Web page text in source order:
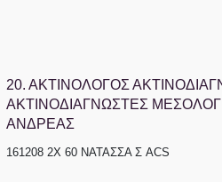
20. ΑΚΤΙΝΟΛΟΓΟΣ
ΑΚΤΙΝΟΔΙΑΓΝΩΣΤΕΣ
ΑΝΔΡΕΑΣ
161208 2Χ 60 ΝΑΤΑΣΣΑ Σ ACS